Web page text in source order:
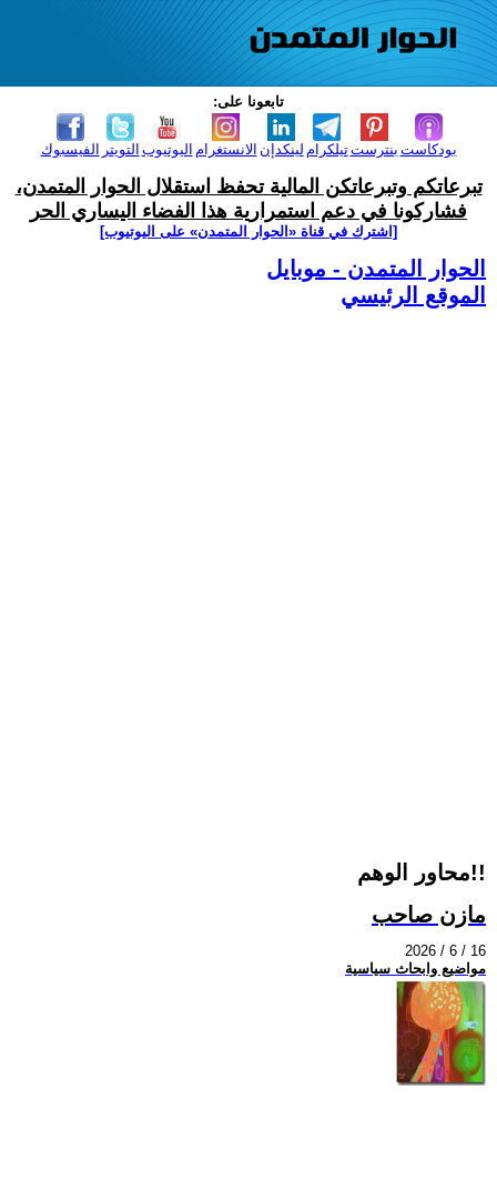
تابعونا على:
الفيسبوك التويتر اليوتيوب الانستغرام لينكدإن تيلكرامبنترست بودكاست
تبرعاتكم وتبرعاتكن المالية تحفظ استقلال الحوار المتمدن،
فشاركونا في دعم استمرارية هذا الفضاء اليساري الحر
[اشترك في قناة ‫«الحوار المتمدن» على اليوتيوب]
الحوار المتمدن - موبايل
الموقع الرئيسي
محاور الوهم!!
مازن صاحب
2026 / 6 / 16
مواضيع وابحاث سياسية